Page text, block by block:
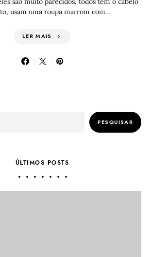
usam uma roupa marrom com…
LER MAIS
PESQUISAR
ÚLTIMOS POSTS